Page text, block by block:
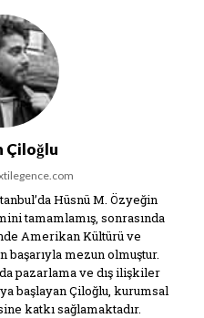
Çiloğlu
Hüsnü M. Özyeğin
tamamlamış, sonrasında
Amerikan Kültürü ve
başarıyla mezun olmuştur.
pazarlama ve dış ilişkiler
başlayan Çiloğlu, kurumsal
katkı sağlamaktadır.